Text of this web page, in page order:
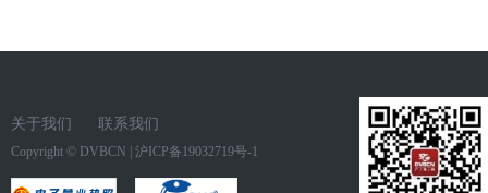
关于我们 联系我们
Copyright © DVBCN 沪ICP备19032719号-1